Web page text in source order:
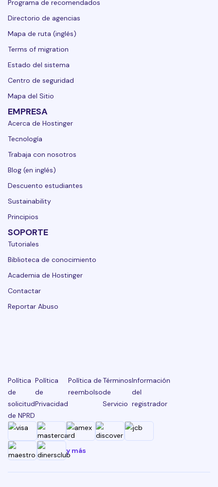
Programa de recomendados
Directorio de agencias
Mapa de ruta (inglés)
Terms of migration
Estado del sistema
Centro de seguridad
Mapa del Sitio
EMPRESA
Acerca de Hostinger
Tecnología
Trabaja con nosotros
Blog (en inglés)
Descuento estudiantes
Sustainability
Principios
SOPORTE
Tutoriales
Biblioteca de conocimiento
Academia de Hostinger
Contactar
Reportar Abuso
Política
de
solicitud
de NPRD
Política
de
Privacidad
Política de
reembolso
Términos
de
Servicio
Información
del
registrador
y más